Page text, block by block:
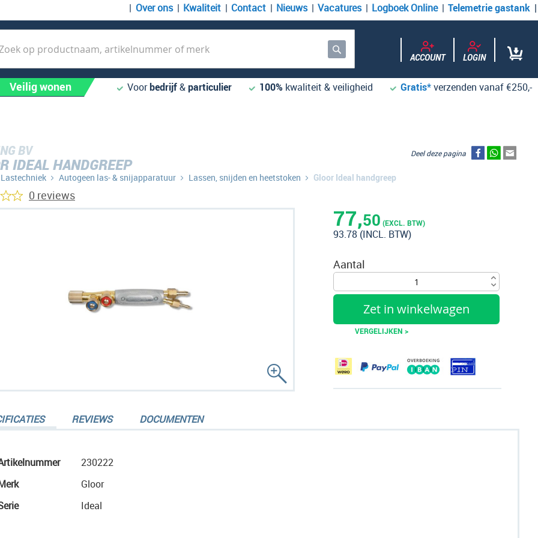
Over ons Kwaliteit Contact Nieuws Vacatures Logboek Online Telemetrie gastank
Zoek ACCOUNT LOGIN
Veilig wonen Voorbedrijf&particulier 100% kwaliteit & veiligheid Gratis*verzenden vanaf €250,-
BV
IDEAL HANDGREEP
Lastechniek Autogeen las- & snijapparatuur Lassen, snijden en heetstoken Gloor Ideal handgreep
77,50 (EXCL. BTW)
93.78 (INCL. BTW)
Aantal
Zet in winkelwagen
VERGELIJKEN >
Deel deze pagina
0 reviews
230222
Gloor
Ideal
REVIEWS DOCUMENTEN